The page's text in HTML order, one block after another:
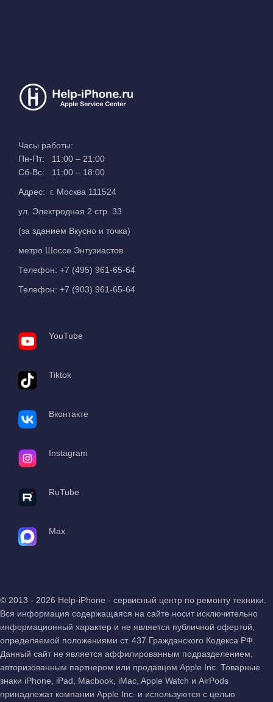
Часы работы:
Пн-Пт: 11:00 – 21:00
Сб-Вс: 11:00 – 18:00
Адрес: г. Москва 111524
ул. Электродная 2 стр. 33
(за зданием Вкусно и точка)
метро Шоссе Энтузиастов
Телефон: +7 (495) 961-65-64
Телефон: +7 (903) 961-65-64
YouTube
Tiktok
Вконтакте
Instagram
RuTube
Max
© 2013 - 2026 Help-iPhone - сервисный центр по ремонту техники.
Вся информация содержащаяся на сайте носит исключительно
информационный характер и не является публичной офертой,
определяемой положениями ст. 437 Гражданского Кодекса РФ.
Данный сайт не является аффилированным подразделением,
авторизованным партнером или продавцом Apple Inc. Товарные
знаки iPhone, iPad, Macbook, iMac, Apple Watch и AirPods
принадлежат компании Apple Inc. и используются с целью